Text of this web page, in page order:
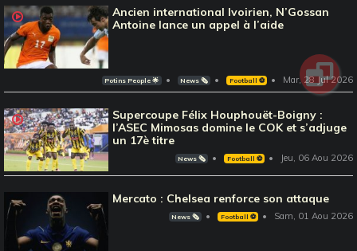
Ancien international Ivoirien, N’Gossan
Antoine lance un appel à l’aide
Potins People 🌟 News 🗞️ Football ⚽️ Mar, 28 Jul 2026
Supercoupe Félix Houphouët-Boigny :
l’ASEC Mimosas domine le COK et s’adjuge
un 17è titre
News 🗞️ Football ⚽️ Jeu, 06 Aou 2026
Mercato : Chelsea renforce son attaque
News 🗞️ Football ⚽️ Sam, 01 Aou 2026